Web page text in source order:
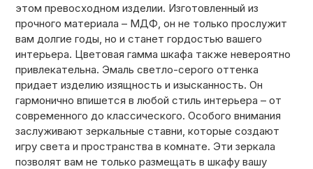
этом превосходном изделии. Изготовленный из
прочного материала – МДФ, он не только прослужит
вам долгие годы, но и станет гордостью вашего
интерьера. Цветовая гамма шкафа также невероятно
привлекательна. Эмаль светло-серого оттенка
придает изделию изящность и изысканность. Он
гармонично впишется в любой стиль интерьера – от
современного до классического. Особого внимания
заслуживают зеркальные ставни, которые создают
игру света и пространства в комнате. Эти зеркала
позволят вам не только размещать в шкафу вашу